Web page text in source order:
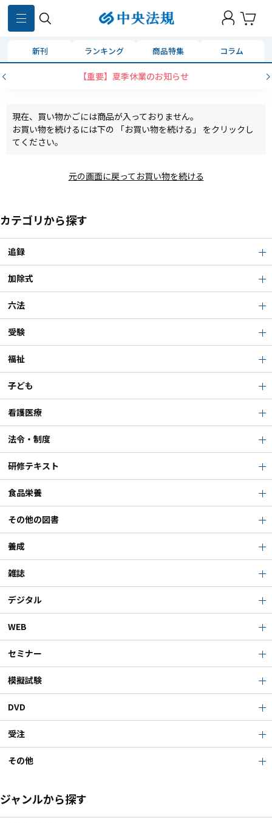
新刊 ランキング 商品特集 コラム
【重要】夏季休業のお知らせ
現在、買い物かごには商品が入っておりません。
お買い物を続けるには下の 「お買い物を続ける」 をクリックし
てください。
元の画面に戻ってお買い物を続ける
カテゴリから探す
追録
加除式
六法
受験
福祉
子ども
看護医療
法令・制度
研修テキスト
食品栄養
その他の図書
養成
雑誌
デジタル
WEB
セミナー
模擬試験
DVD
受注
その他
ジャンルから探す